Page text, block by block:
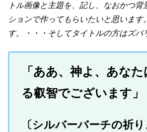
トル画像と主題を、記し、なおかつ
ションで作ってもらいたいと思います
す。・・・そしてタイトルの方はズバ
「ああ、神よ、あな
る叡智でございます」
〔シルバーバーチの祈り